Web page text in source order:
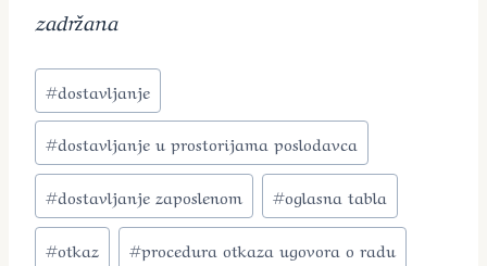
zadržana
Post
Tags:
#dostavljanje
#dostavljanje u prostorijama poslodavca
#dostavljanje zaposlenom #oglasna tabla
#otkaz #procedura otkaza ugovora o radu